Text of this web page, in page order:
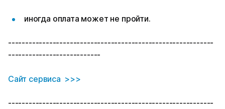
иногда оплата может не пройти.
------------------------------------------------------------
---------------------------
Сайт сервиса >>>
------------------------------------------------------------